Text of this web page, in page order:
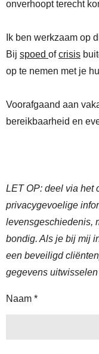
onverhoopt terecht
Ik ben werkzaam op
Bij spoed ofcrisis
op te nemen met je
Voorafgaand aan
bereikbaarheid en
LET OP: deel via het
privacygevoelige
levensgeschiedenis,
bondig. Als je bij mij
een beveiligd
gegevens
Naam *